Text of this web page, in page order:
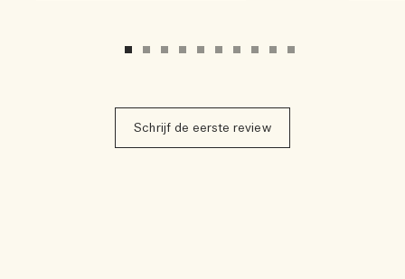
Schrijf de eerste review